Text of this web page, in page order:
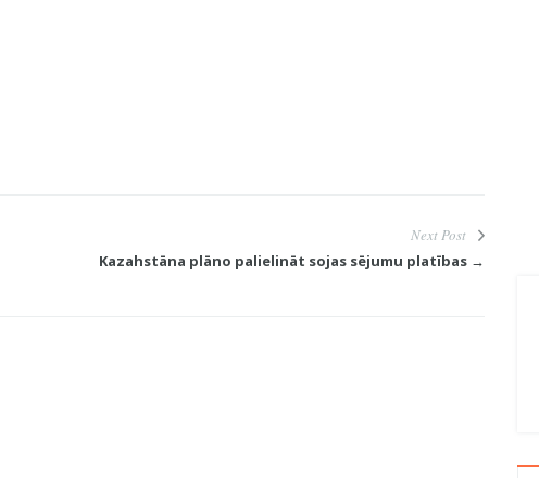
Next Post
Kazahstāna plāno palielināt sojas sējumu platības →